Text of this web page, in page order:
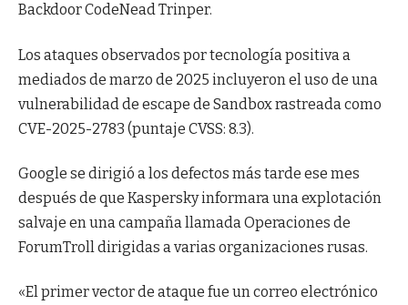
Backdoor CodeNead Trinper.
Los ataques observados por tecnología positiva a
mediados de marzo de 2025 incluyeron el uso de una
vulnerabilidad de escape de Sandbox rastreada como
CVE-2025-2783 (puntaje CVSS: 8.3).
Google se dirigió a los defectos más tarde ese mes
después de que Kaspersky informara una explotación
salvaje en una campaña llamada Operaciones de
ForumTroll dirigidas a varias organizaciones rusas.
«El primer vector de ataque fue un correo electrónico